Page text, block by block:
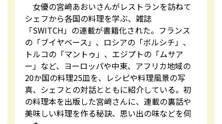
女優の宮﨑あおいさんがレストランを訪ねて
シェフから各国の料理を学ぶ、雑誌
「SWITCH」の連載が書籍化された。フランス
の「ブイヤベース」、ロシアの「ボルシチ」、
トルコの「マントゥ」、エジプトの「ムサア
ー」など、ヨーロッパや中東、アフリカ地域の
20か国の料理25皿を、レシピや料理風景の写
真、シェフとの対話とともに紹介している。初
の料理本を出版した宮﨑さんに、連載の裏話や
美味しい料理を作る秘訣、思い出の味などを伺